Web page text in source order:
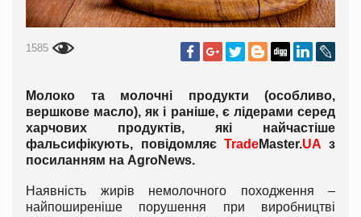
1585
Молоко та молочні продукти (особливо,
вершкове масло), як і раніше, є лідерами серед
харчових продуктів, які найчастіше
фальсифікують, повідомляєTradeMaster.UA з
посиланням на AgroNews.
Наявність жирів немолочного походження –
найпоширеніше порушення при виробництві